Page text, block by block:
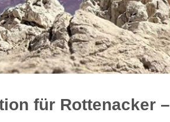
für Rottenacker –